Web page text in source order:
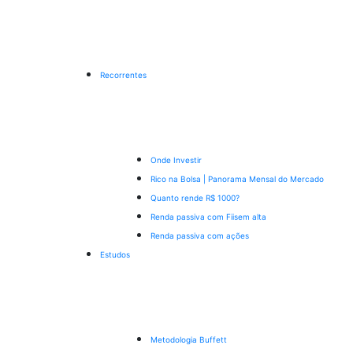
Recorrentes
Onde Investir
Rico na Bolsa | Panorama Mensal do Mercado
Quanto rende R$ 1000?
Renda passiva com Fiisem alta
Renda passiva com ações
Estudos
Metodologia Buffett